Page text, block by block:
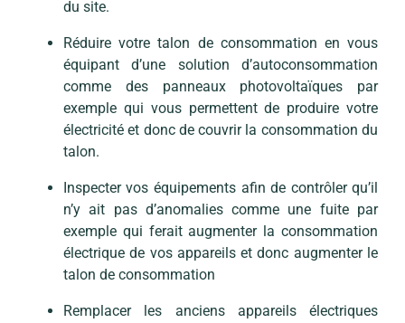
du site.
Réduire votre talon de consommation en vous
équipant d’une solution d’autoconsommation
comme des panneaux photovoltaïques par
exemple qui vous permettent de produire votre
électricité et donc de couvrir la consommation du
talon.
Inspecter vos équipements afin de contrôler qu’il
n’y ait pas d’anomalies comme une fuite par
exemple qui ferait augmenter la consommation
électrique de vos appareils et donc augmenter le
talon de consommation
Remplacer les anciens appareils électriques